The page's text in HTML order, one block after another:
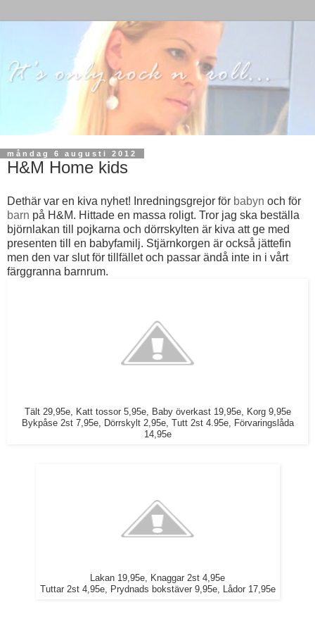
måndag 6 augusti 2012
H&M Home kids
Dethär var en kiva nyhet! Inredningsgrejor för babyn och för
barn på H&M. Hittade en massa roligt. Tror jag ska beställa
björnlakan till pojkarna och dörrskylten är kiva att ge med
presenten till en babyfamilj. Stjärnkorgen är också jättefin
men den var slut för tillfället och passar ändå inte in i vårt
färggranna barnrum.
Tält 29,95e, Katt tossor 5,95e, Baby överkast 19,95e, Korg 9,95e
Bykpåse 2st 7,95e, Dörrskylt 2,95e, Tutt 2st 4.95e, Förvaringslåda
14,95e
Lakan 19,95e, Knaggar 2st 4,95e
Tuttar 2st 4,95e, Prydnads bokstäver 9,95e, Lådor 17,95e